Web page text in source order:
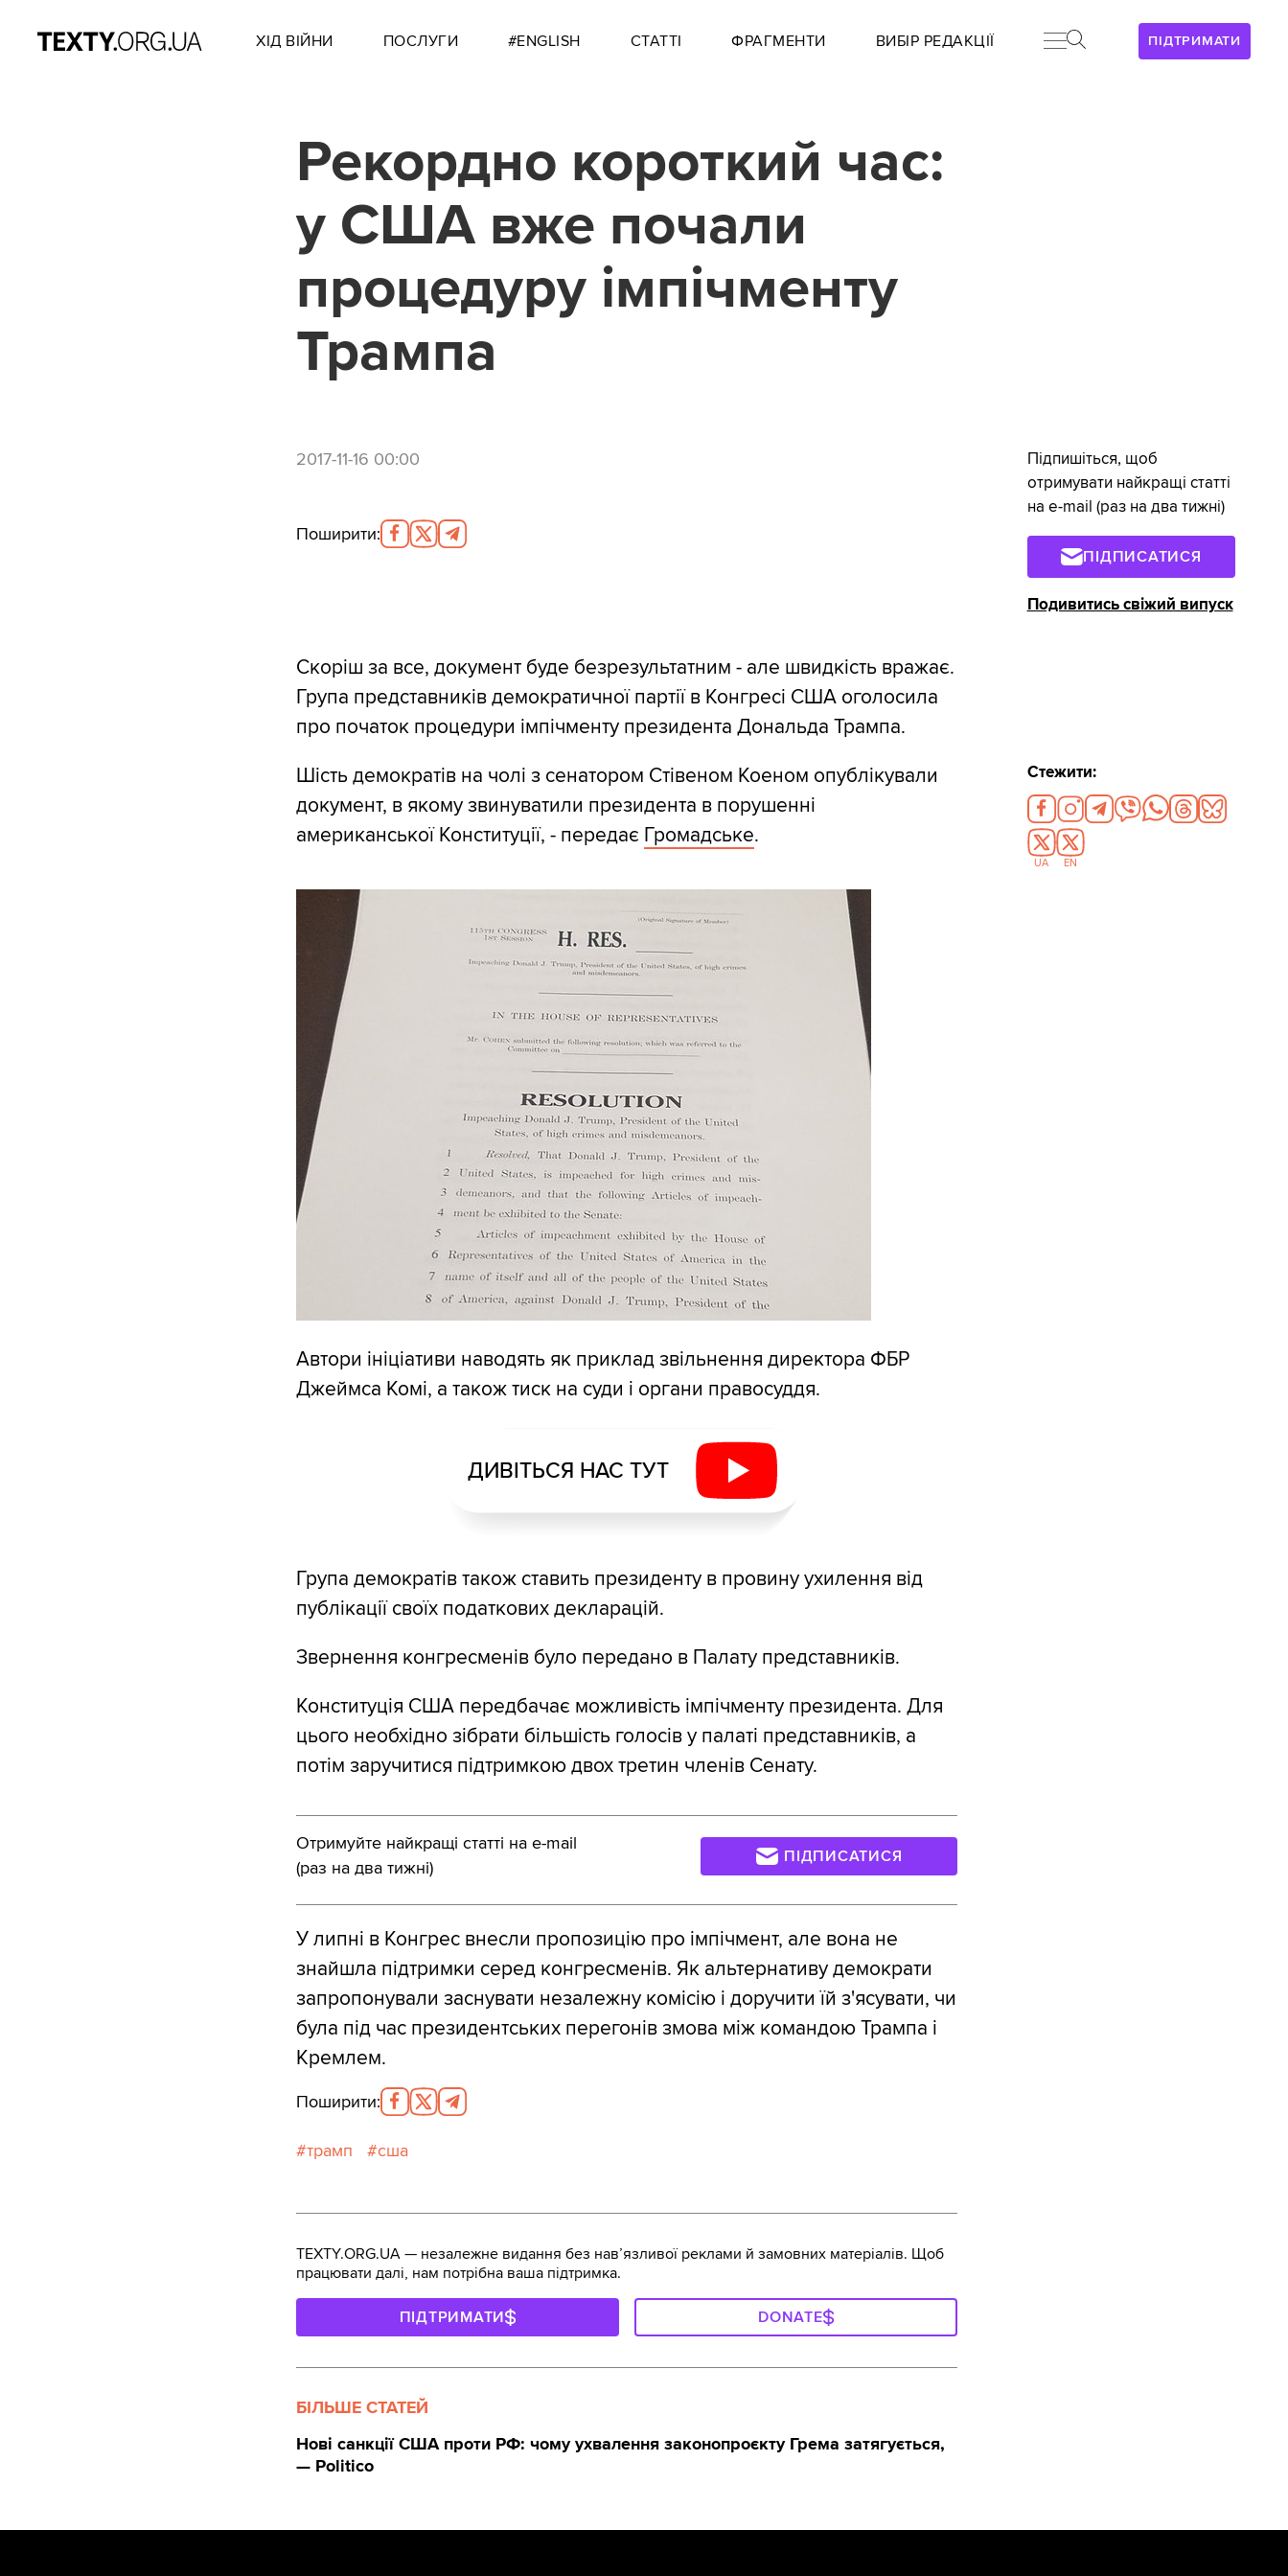
ПІДТРИМАТИ
ХІД ВІЙНИ ПОСЛУГИ #ENGLISH СТАТТІ ФРАГМЕНТИ ВИБІР РЕДАКЦІЇ
Рекордно короткий час:
у США вже почали
процедуру імпічменту
Трампа
2017-11-16 00:00
Поширити:
Скоріш за все, документ буде безрезультатним - але швидкість вражає.
Група представників демократичної партії в Конгресі США оголосила
про початок процедури імпічменту президента Дональда Трампа.
Шість демократів на чолі з сенатором Стівеном Коеном опублікували
документ, в якому звинуватили президента в порушенні
американської Конституції, - передає Громадське.
Автори ініціативи наводять як приклад звільнення директора ФБР
Джеймса Комі, а також тиск на суди і органи правосуддя.
ДИВІТЬСЯ НАС ТУТ
Група демократів також ставить президенту в провину ухилення від
публікації своїх податкових декларацій.
Звернення конгресменів було передано в Палату представників.
Конституція США передбачає можливість імпічменту президента. Для
цього необхідно зібрати більшість голосів у палаті представників, а
потім заручитися підтримкою двох третин членів Сенату.
Отримуйте найкращі статті на e-mail
(раз на два тижні)
ПІДПИСАТИСЯ
У липні в Конгрес внесли пропозицію про імпічмент, але вона не
знайшла підтримки серед конгресменів. Як альтернативу демократи
запропонували заснувати незалежну комісію і доручити їй з'ясувати, чи
була під час президентських перегонів змова між командою Трампа і
Кремлем.
Поширити:
трамп сша
Підпишіться, щоб
отримувати найкращі статті
на e-mail (раз на два тижні)
ПІДПИСАТИСЯ
Подивитись свіжий випуск
Стежити:
UA EN
TEXTY.ORG.UA — незалежне видання без навʼязливої реклами й замовних матеріалів. Щоб
працювати далі, нам потрібна ваша підтримка.
ПІДТРИМАТИ DONATE
БІЛЬШЕ СТАТЕЙ
Нові санкції США проти РФ: чому ухвалення законопроєкту Грема затягується,
— Politico